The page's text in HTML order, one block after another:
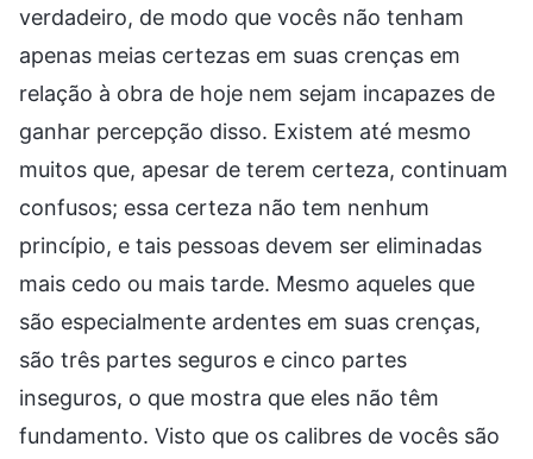
verdadeiro, de modo que vocês não tenham
apenas meias certezas em suas crenças em
relação à obra de hoje nem sejam incapazes de
ganhar percepção disso. Existem até mesmo
muitos que, apesar de terem certeza, continuam
confusos; essa certeza não tem nenhum
princípio, e tais pessoas devem ser eliminadas
mais cedo ou mais tarde. Mesmo aqueles que
são especialmente ardentes em suas crenças,
são três partes seguros e cinco partes
inseguros, o que mostra que eles não têm
fundamento. Visto que os calibres de vocês são